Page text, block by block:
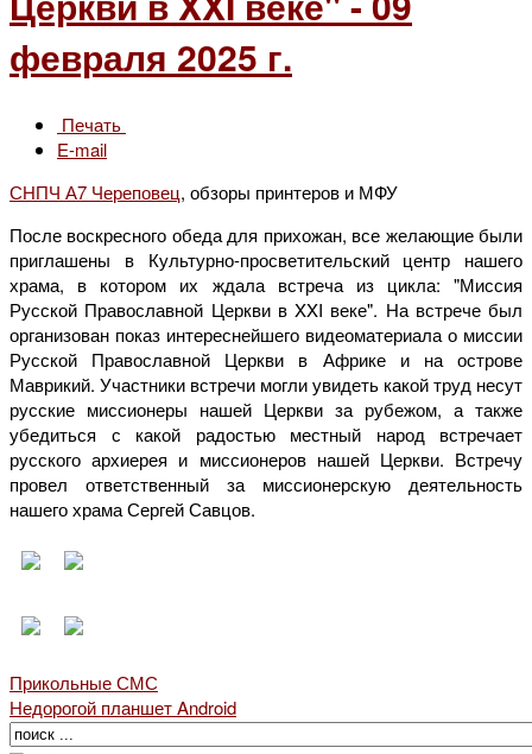
февраля 2025 г.
Печать
E-mail
СНПЧ А7 Череповец, обзоры принтеров и МФУ
После воскресного обеда для прихожан, все желающие были
приглашены в Культурно-просветительский центр нашего
храма, в котором их ждала встреча из цикла: "Миссия
Русской Православной Церкви в XXI веке". На встрече был
организован показ интереснейшего видеоматериала о миссии
Русской Православной Церкви в Африке и на острове
Маврикий. Участники встречи могли увидеть какой труд несут
русские миссионеры нашей Церкви за рубежом, а также
убедиться с какой радостью местный народ встречает
русского архиерея и миссионеров нашей Церкви. Встречу
провел ответственный за миссионерскую деятельность
нашего храма Сергей Савцов.
Прикольные СМС
Недорогой планшет Android